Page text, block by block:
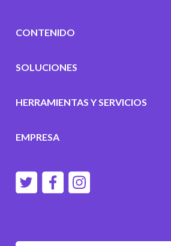
CONTENIDO
SOLUCIONES
HERRAMIENTAS Y SERVICIOS
EMPRESA